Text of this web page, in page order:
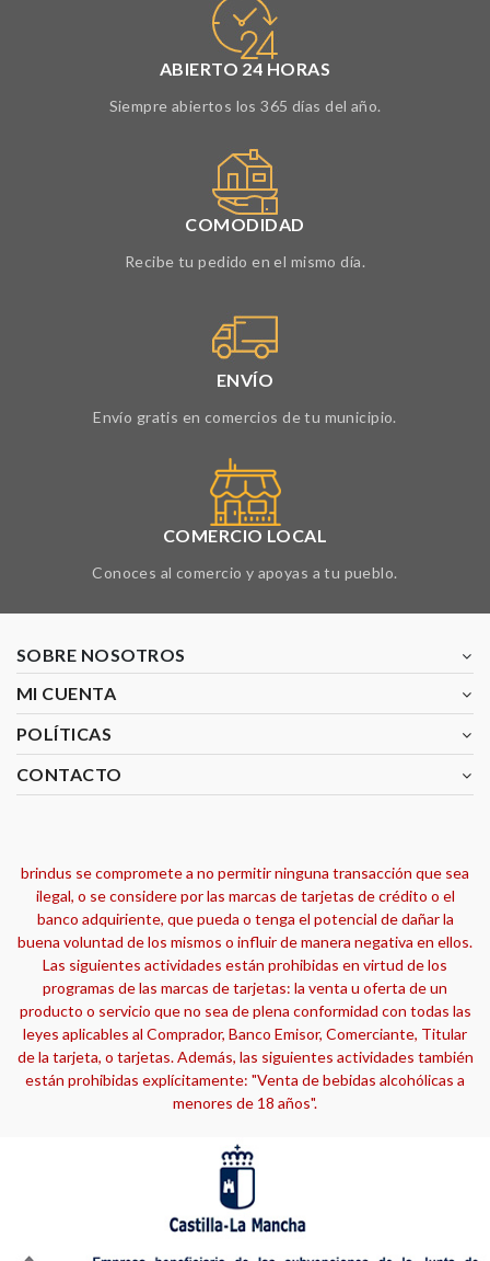
ABIERTO 24 HORAS
Siempre abiertos los 365 días del año.
COMODIDAD
Recibe tu pedido en el mismo día.
ENVÍO
Envío gratis en comercios de tu municipio.
COMERCIO LOCAL
Conoces al comercio y apoyas a tu pueblo.
SOBRE NOSOTROS
MI CUENTA
POLÍTICAS
CONTACTO
brindus se compromete a no permitir ninguna transacción que sea
ilegal, o se considere por las marcas de tarjetas de crédito o el
banco adquiriente, que pueda o tenga el potencial de dañar la
buena voluntad de los mismos o influir de manera negativa en ellos.
Las siguientes actividades están prohibidas en virtud de los
programas de las marcas de tarjetas: la venta u oferta de un
producto o servicio que no sea de plena conformidad con todas las
leyes aplicables al Comprador, Banco Emisor, Comerciante, Titular
de la tarjeta, o tarjetas. Además, las siguientes actividades también
están prohibidas explícitamente: "Venta de bebidas alcohólicas a
menores de 18 años".